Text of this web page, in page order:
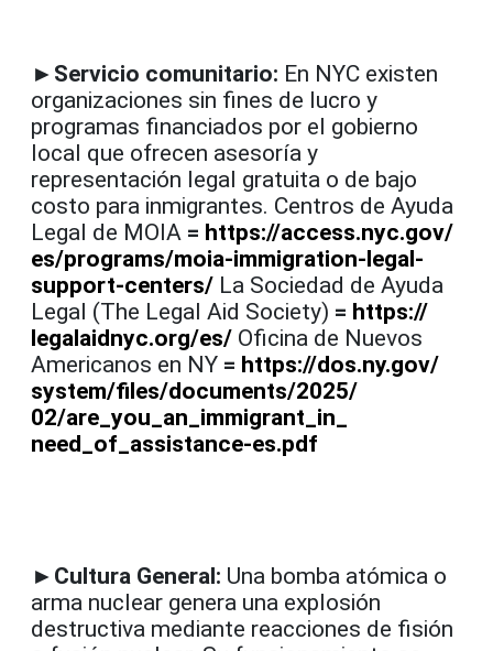
►Servicio comunitario: En NYC existen
organizaciones sin fines de lucro y
programas financiados por el gobierno
local que ofrecen asesoría y
representación legal gratuita o de bajo
costo para inmigrantes. Centros de Ayuda
Legal de MOIA = https://access.nyc.gov/
es/programs/moia-immigration-legal-
support-centers/ La Sociedad de Ayuda
Legal (The Legal Aid Society) = https://
legalaidnyc.org/es/ Oficina de Nuevos
Americanos en NY = https://dos.ny.gov/
system/files/documents/2025/
02/are_you_an_immigrant_in_
need_of_assistance-es.pdf
►Cultura General: Una bomba atómica o
arma nuclear genera una explosión
destructiva mediante reacciones de fisión